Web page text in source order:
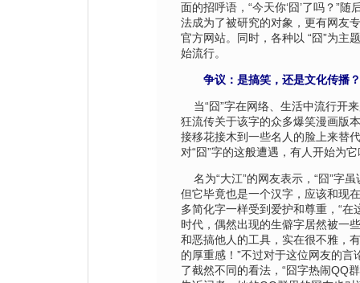
面的招呼语，“今天你‘囧’了吗？”随
法成为了被研究的对象，更有网友
官方网站。同时，各种以 “囧”为主
始流行。
争议：是搞笑，还是文化传播？
当“囧”字在网络、生活中流行开
狂流传关于该字的众多爆笑漫画版
接移花接木到一些名人的脸上来替
对“囧”字的这般遭遇，有人开始为
名为“大江”的网友表示，“囧”字
但它毕竟也是一个汉字，应该和现
多简化字一样受到爱护和尊重，“在
时代，偶然出现的生僻字居然被一
和恶搞他人的工具，实在很不雅，
的厚重感！”不过对于这位网友的言
了截然不同的看法，“囧字热闹QQ